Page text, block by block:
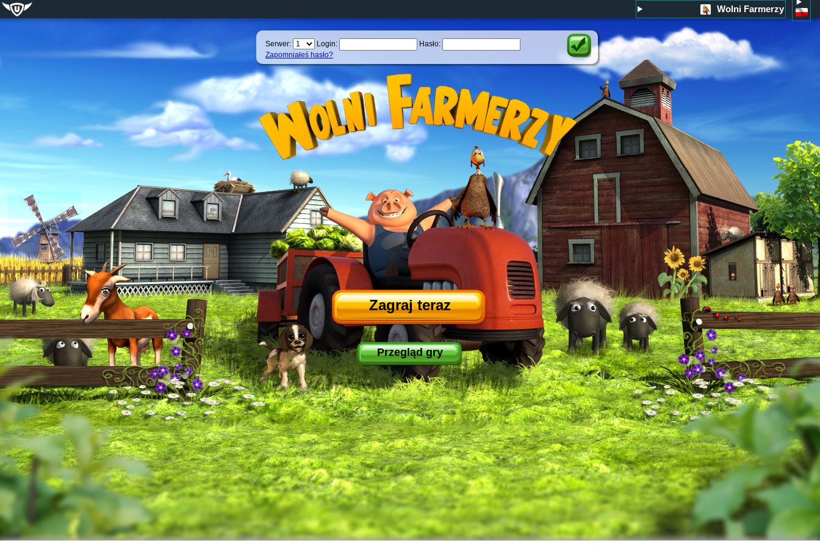
Serwer: Login:
Hasło:
Zapomniałeś hasło?
Zagraj teraz
Przegląd gry
Wolni Farmerzy